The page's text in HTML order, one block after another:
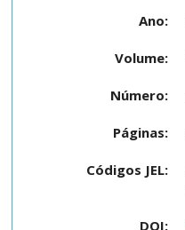
Ano:
Volume:
Número:
Páginas:
Códigos JEL:
DOI: